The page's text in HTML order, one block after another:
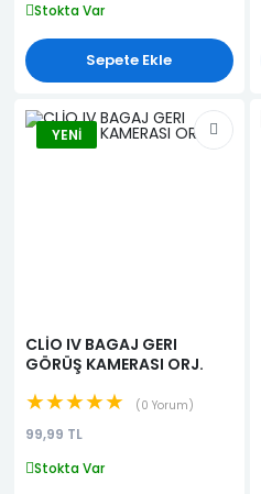
Stokta Var
Sepete Ekle
YENI
CLİO IV BAGAJ GERI
GÖRÜŞ KAMERASI ORJ.
★★★★★ 0 Yorum
99,99 TL
Stokta Var